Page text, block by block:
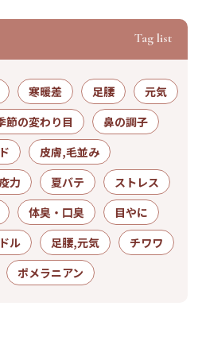
Tag list
寒暖差 足腰
元気
節の変わり目
鼻の調子
皮膚,毛並み
力 夏バテ
ストレス
体臭・口臭
目やに
ル 足腰,元気
チワワ
ポメラニアン